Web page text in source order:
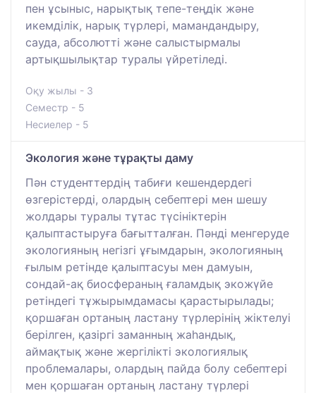
пен ұсыныс, нарықтық тепе-теңдік және
икемділік, нарық түрлері, мамандандыру,
сауда, абсолютті және салыстырмалы
артықшылықтар туралы үйретіледі.
Оқу жылы - 3
Семестр - 5
Несиелер - 5
Экология және тұрақты даму
Пән студенттердің табиғи кешендердегі
өзгерістерді, олардың себептері мен шешу
жолдары туралы тұтас түсініктерін
қалыптастыруға бағытталған. Пәнді менгеруде
экологияның негізгі ұғымдарын, экологияның
ғылым ретінде қалыптасуы мен дамуын,
сондай-ақ биосфераның ғаламдық экожүйе
ретіндегі тұжырымдамасы қарастырылады;
қоршаған ортаның ластану түрлерінің жіктелуі
берілген, қазіргі заманның жаһандық,
аймақтық және жергілікті экологиялық
проблемалары, олардың пайда болу себептері
мен қоршаған ортаның ластану түрлері